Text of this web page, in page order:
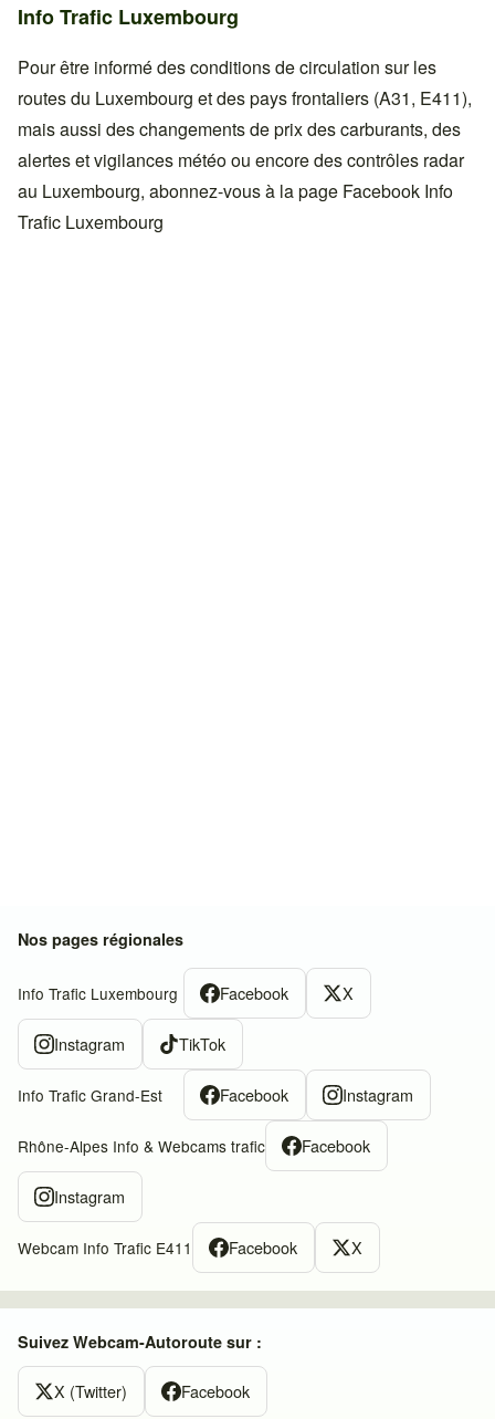
Info Trafic Luxembourg
Pour être informé des conditions de circulation sur les
routes du Luxembourg et des pays frontaliers (A31, E411),
mais aussi des changements de prix des carburants, des
alertes et vigilances météo ou encore des contrôles radar
au Luxembourg, abonnez-vous à la page Facebook Info
Trafic Luxembourg
Nos pages régionales
Info Trafic Luxembourg Facebook X
Instagram TikTok
Info Trafic Grand-Est Facebook Instagram
Rhône-Alpes Info & Webcams trafic Facebook
Instagram
Webcam Info Trafic E411 Facebook X
Suivez Webcam-Autoroute sur :
X (Twitter) Facebook